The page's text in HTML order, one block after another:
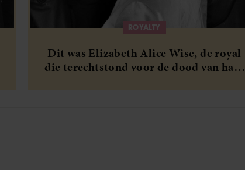
ROYALTY
Dit was Elizabeth Alice Wise, de royal
die terechtstond voor de dood van haar